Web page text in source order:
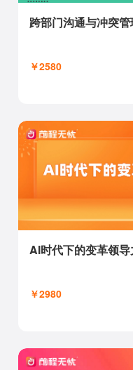
跨部门沟通与冲突管
￥2580
AI时代下的变革领导
￥2980